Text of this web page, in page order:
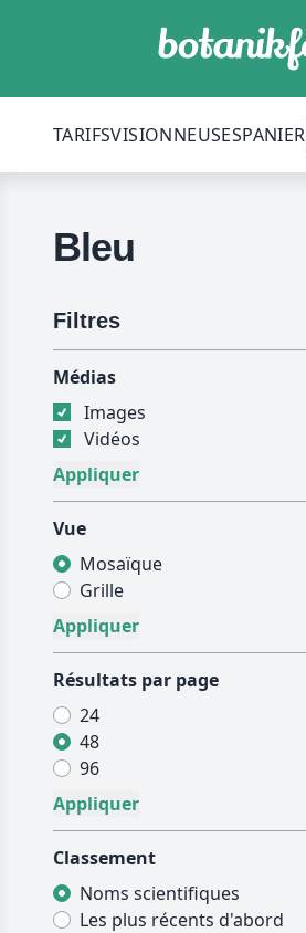
TARIFSVISIONNEUSESPANIER
Bleu
Filtres
Médias
Images
Vidéos
Vue
Mosaïque
Grille
Résultats par page
24
48
96
Classement
Noms scientifiques
Les plus récents d'abord